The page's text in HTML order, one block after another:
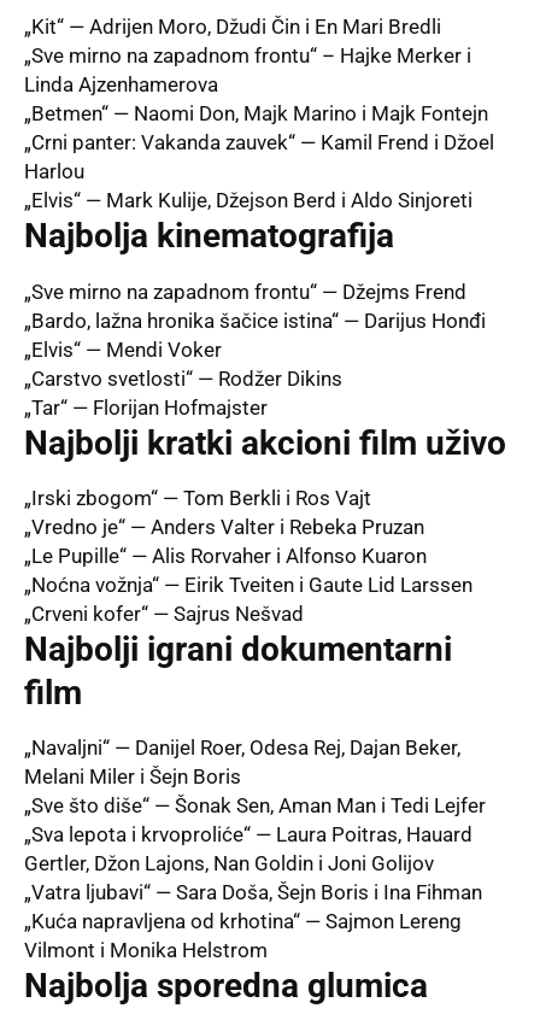
„Kit“ — Adrijen Moro, Džudi Čin i En Mari Bredli
„Sve mirno na zapadnom frontu“ – Hajke Merker i
Linda Ajzenhamerova
„Betmen“ — Naomi Don, Majk Marino i Majk Fontejn
„Crni panter: Vakanda zauvek“ — Kamil Frend i Džoel
Harlou
„Elvis“ — Mark Kulije, Džejson Berd i Aldo Sinjoreti
Najbolja kinematografija
„Sve mirno na zapadnom frontu“ — Džejms Frend
„Bardo, lažna hronika šačice istina“ — Darijus Honđi
„Elvis“ — Mendi Voker
„Carstvo svetlosti“ — Rodžer Dikins
„Tar“ — Florijan Hofmajster
Najbolji kratki akcioni film uživo
„Irski zbogom“ — Tom Berkli i Ros Vajt
„Vredno je“ — Anders Valter i Rebeka Pruzan
„Le Pupille“ — Alis Rorvaher i Alfonso Kuaron
„Noćna vožnja“ — Eirik Tveiten i Gaute Lid Larssen
„Crveni kofer“ — Sajrus Nešvad
Najbolji igrani dokumentarni
film
„Navaljni“ — Danijel Roer, Odesa Rej, Dajan Beker,
Melani Miler i Šejn Boris
„Sve što diše“ — Šonak Sen, Aman Man i Tedi Lejfer
„Sva lepota i krvoproliće“ — Laura Poitras, Hauard
Gertler, Džon Lajons, Nan Goldin i Joni Golijov
„Vatra ljubavi“ — Sara Doša, Šejn Boris i Ina Fihman
„Kuća napravljena od krhotina“ — Sajmon Lereng
Vilmont i Monika Helstrom
Najbolja sporedna glumica